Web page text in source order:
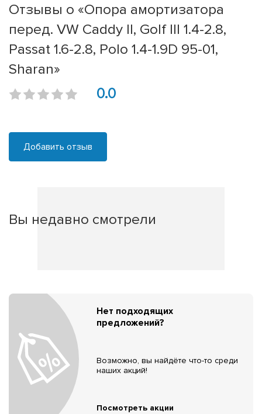
Отзывы о «Опора амортизатора
перед. VW Caddy II, Golf III 1.4-2.8,
Passat 1.6-2.8, Polo 1.4-1.9D 95-01,
Sharan»
0.0
Добавить отзыв
Вы недавно смотрели
Нет подходящих
предложений?
Возможно, вы найдёте что-то среди
наших акций!
Посмотреть акции